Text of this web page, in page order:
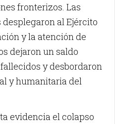
fronterizos. Las
al Ejército
y la atención de
dejaron un saldo
y desbordaron
y humanitaria del
evidencia el colapso